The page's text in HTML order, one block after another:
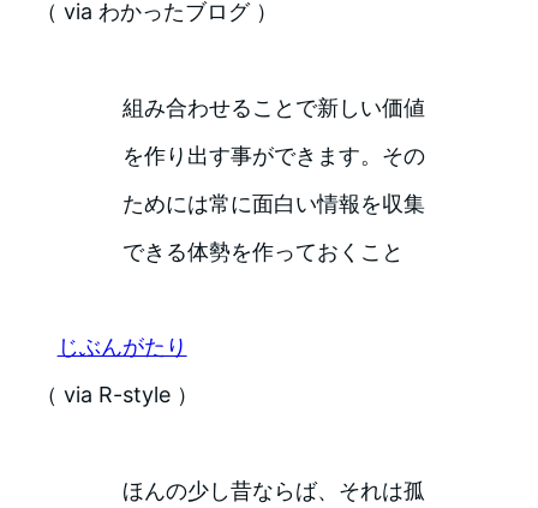
（ via わかったブログ ）
組み合わせることで新しい価値
を作り出す事ができます。その
ためには常に面白い情報を収集
できる体勢を作っておくこと
じぶんがたり
（ via R-style ）
ほんの少し昔ならば、それは孤